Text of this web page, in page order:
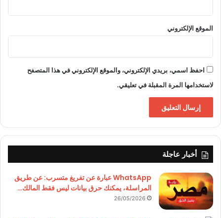
الموقع الإلكتروني
احفظ اسمي، بريدي الإلكتروني، والموقع الإلكتروني في هذا المتصفح
لاستخدامها المرة المقبلة في تعليقي.
أخبار عاجلة
WhatsApp عبارة عن تفريغ متسرب: عن طريق
المراسلة، يمكنك حرق بيانات ليس فقط المالك…
26/05/2026